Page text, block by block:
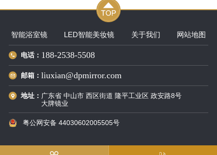
智能浴室镜 LED智能美妆镜 关于我们 网站地图
电话： 188-2538-5508
邮箱： liuxian@dpmirror.com
地址： 广东省 中山市 西区街道 隆平工业区 政安路8号
大牌镜业
粤公网安备 44030602005505号